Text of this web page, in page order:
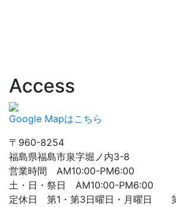
Access
Google Mapはこちら
〒960-8254
福島県福島市泉字堀ノ内3-8
営業時間 AM10:00-PM6:00
土・日・祭日 AM10:00-PM6:00
定休日 第1・第3日曜日・月曜日